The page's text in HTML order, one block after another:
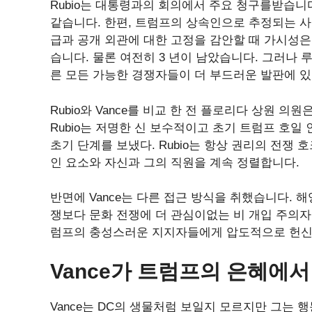
Rubio는 대통령과의 회의에서 주요 청구를받습
같습니다. 한편, 트럼프의 상속인으로 추정되는
급과 공개 외관에 대한 고정을 감안할 때 가시성
습니다. 물론 여전히 3 년이 남았습니다. 그러나
른 모든 가능한 경쟁자들이 더 부드러운 발판에
Rubio와 Vance를 비교 한 전 플로리다 상원 의
Rubio는 저명한 신 보수적이고 초기 트럼프 호일
초기 단계를 보냈다. Rubio는 항상 권리의 전쟁
인 요소와 자신과 그의 직원을 계속 정렬합니다.
반면에 Vance는 다른 접근 방식을 취했습니다.
쟁보다 문화 전쟁에 더 관심이없는 비 개입 주의
럼프의 충성스러운 지지자들에게 압도적으로 헌
Vance가 트럼프의 은혜에
Vance는 DC의 생물처럼 보일지 모르지만 그는